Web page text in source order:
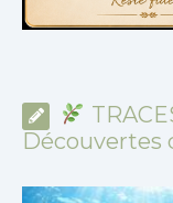
Découvertes